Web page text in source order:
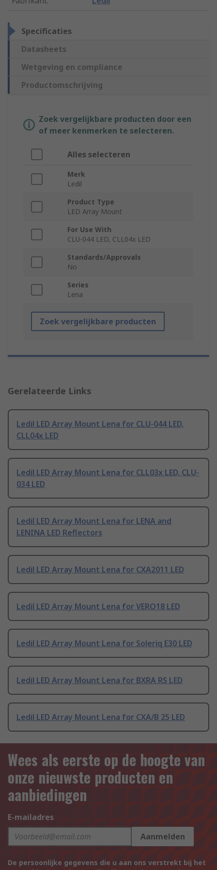
Specificaties
Datasheets
Wetgeving en compliance
Productomschrijving
Zoek vergelijkbare producten door een
of meer kenmerken te selecteren.
Alles selecteren
Merk
Ledil
Product Type
LED Array Mount
For Use With
CLU-044 LED, CLL04x LED
Standards/Approvals
No
Series
Lena
Zoek vergelijkbare producten
Gerelateerde Links
Ledil LED Array Mount Lena for CLU-044 LED,
CLL04x LED
Ledil LED Array Mount Lena for CLL03x LED, CLU-
034 LED
Ledil LED Array Mount Lena for LENA and
LENINA LED Reflectors
Ledil LED Array Mount Lena for CXA2011 LED
Ledil LED Array Mount Lena for VERO18 LED
Ledil LED Array Mount Lena for Soleriq E30 LED
Ledil LED Array Mount Lena for BXRA RS LED
Ledil LED Array Mount Lena for CXA/B 25 LED
Wees als eerste op de hoogte van
onze nieuwste producten en
aanbiedingen
E-mailadres
Aanmelden
De persoonlijke gegevens die u aan ons verstrekt bij het